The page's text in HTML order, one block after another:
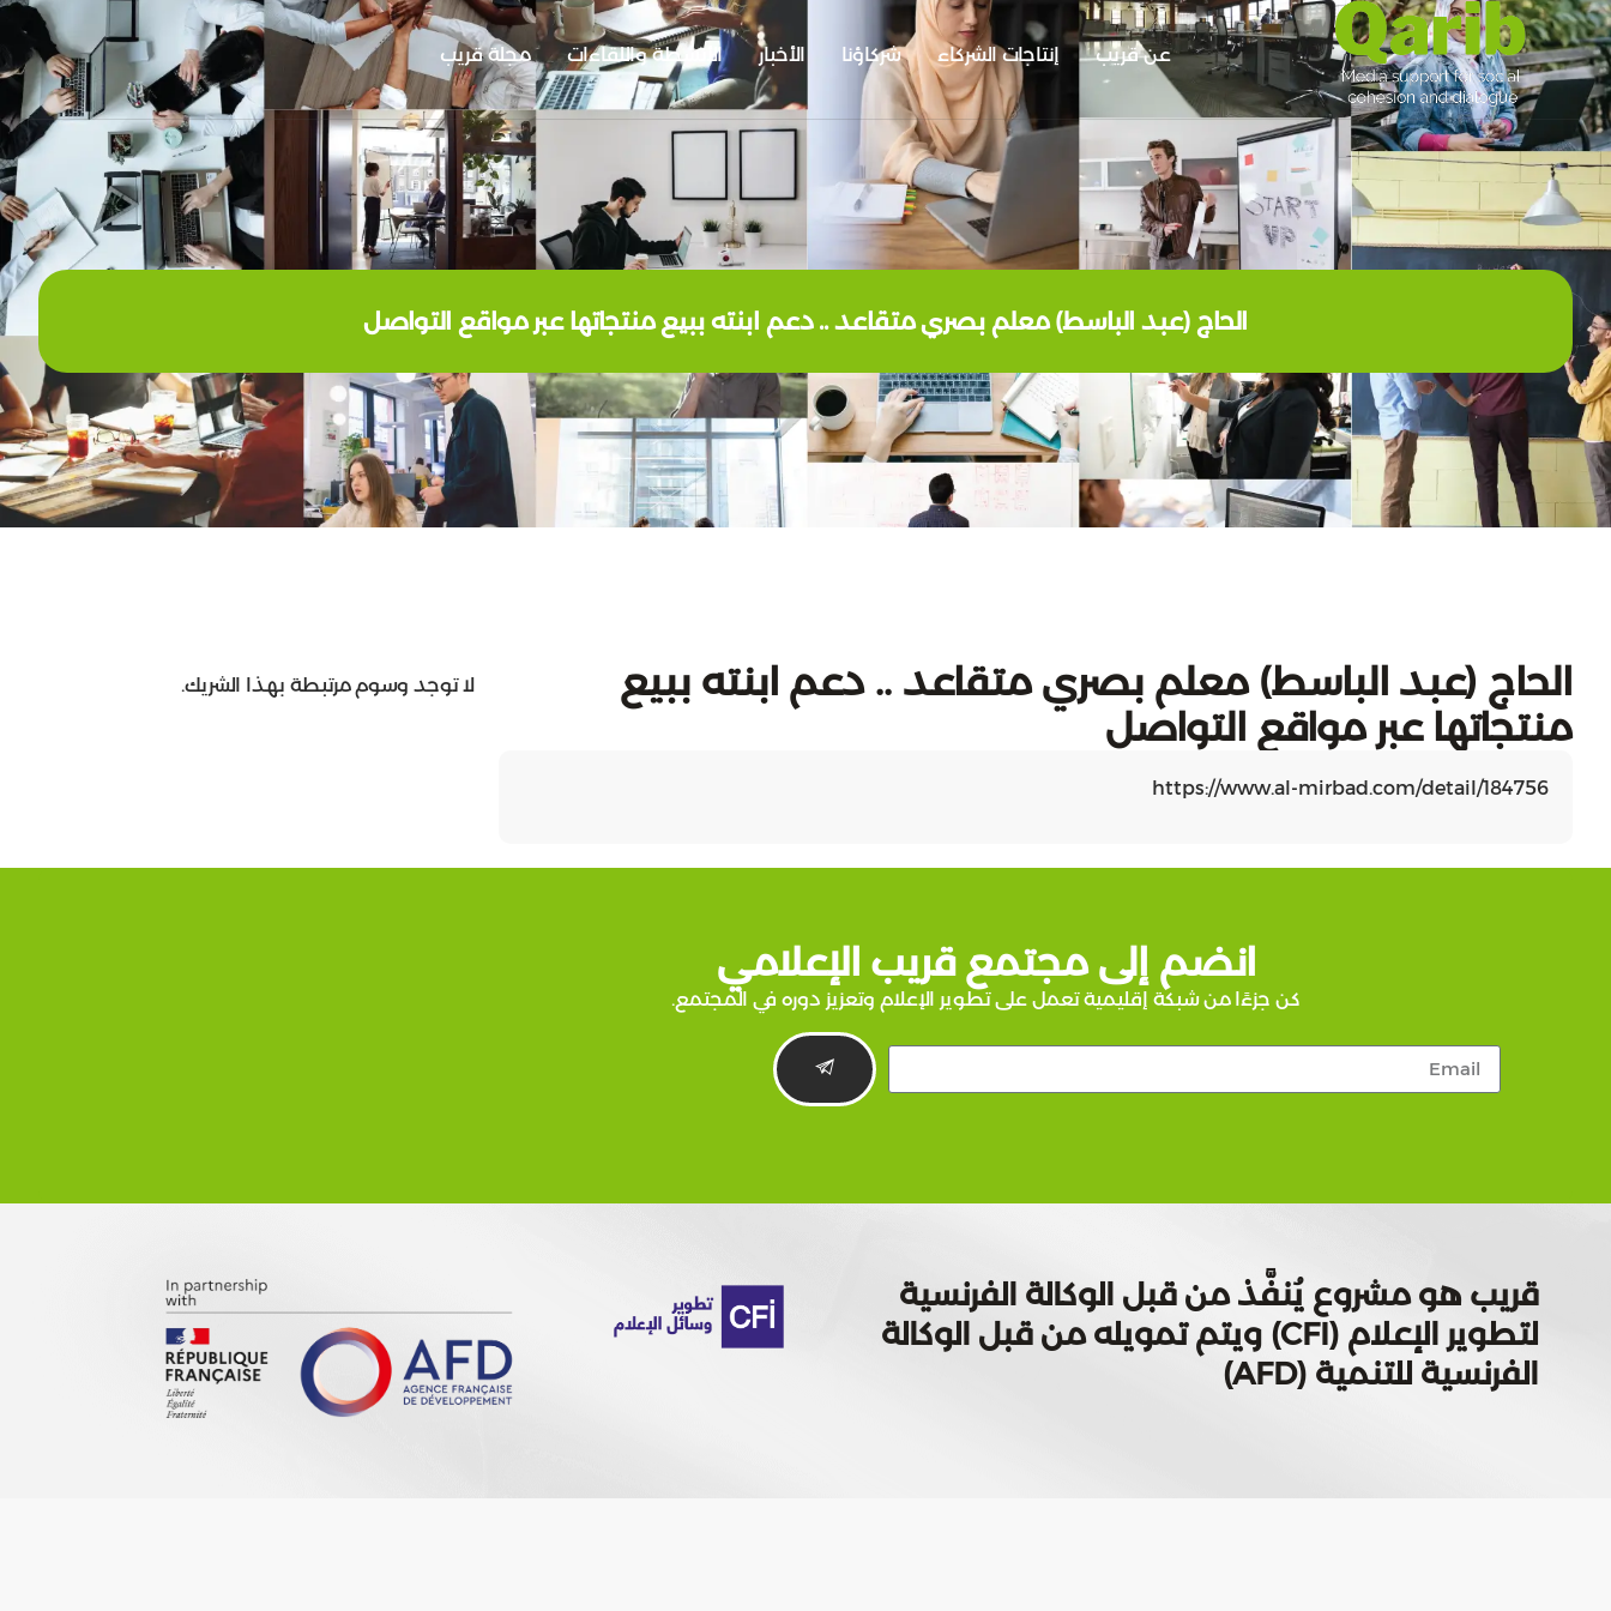
عن قريب إنتاجات الشركاء شركاؤنا الأخبار الأنشطة واللقاءات مجلة قريب
الحاج (عبد الباسط) معلم بصري متقاعد .. دعم ابنته ببيع منتجاتها عبر مواقع التواصل
الحاج (عبد الباسط) معلم بصري متقاعد .. دعم ابنته ببيع
منتجاتها عبر مواقع التواصل
https://www.al-mirbad.com/detail/184756
لا توجد وسوم مرتبطة بهذا الشريك.
انضم إلى مجتمع قريب الإعلامي
كن جزءًا من شبكة إقليمية تعمل على تطوير الإعلام وتعزيز دوره في المجتمع.
قريب هو مشروع يُنفَّذ من قبل الوكالة الفرنسية
لتطوير الإعلام (CFI) ويتم تمويله من قبل الوكالة
الفرنسية للتنمية (AFD)